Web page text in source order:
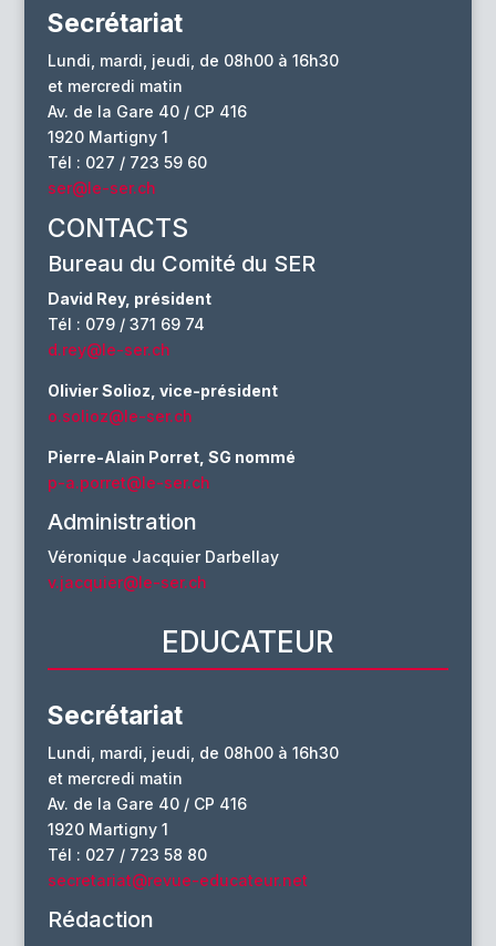
Secrétariat
Lundi, mardi, jeudi, de 08h00 à 16h30
et mercredi matin
Av. de la Gare 40 / CP 416
1920 Martigny 1
Tél : 027 / 723 59 60
ser@le-ser.ch
CONTACTS
Bureau du Comité du SER
David Rey, président
Tél : 079 / 371 69 74
d.rey@le-ser.ch
Olivier Solioz, vice-président
o.solioz@le-ser.ch
Pierre-Alain Porret, SG nommé
p-a.porret@le-ser.ch
Administration
Véronique Jacquier Darbellay
v.jacquier@le-ser.ch
EDUCATEUR
Secrétariat
Lundi, mardi, jeudi, de 08h00 à 16h30
et mercredi matin
Av. de la Gare 40 / CP 416
1920 Martigny 1
Tél : 027 / 723 58 80
secretariat@revue-educateur.net
Rédaction